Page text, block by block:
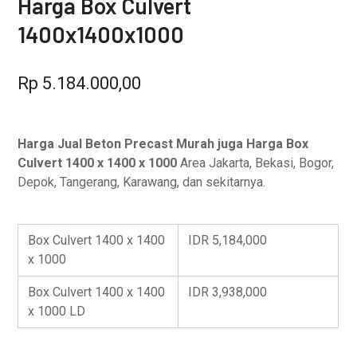
Harga Box Culvert
1400x1400x1000
Rp 5.184.000,00
Harga Jual Beton Precast Murah juga Harga Box
Culvert 1400 x 1400 x 1000 Area Jakarta, Bekasi, Bogor,
Depok, Tangerang, Karawang, dan sekitarnya.
Box Culvert 1400 x 1400
x 1000
IDR 5,184,000
Box Culvert 1400 x 1400
x 1000 LD
IDR 3,938,000